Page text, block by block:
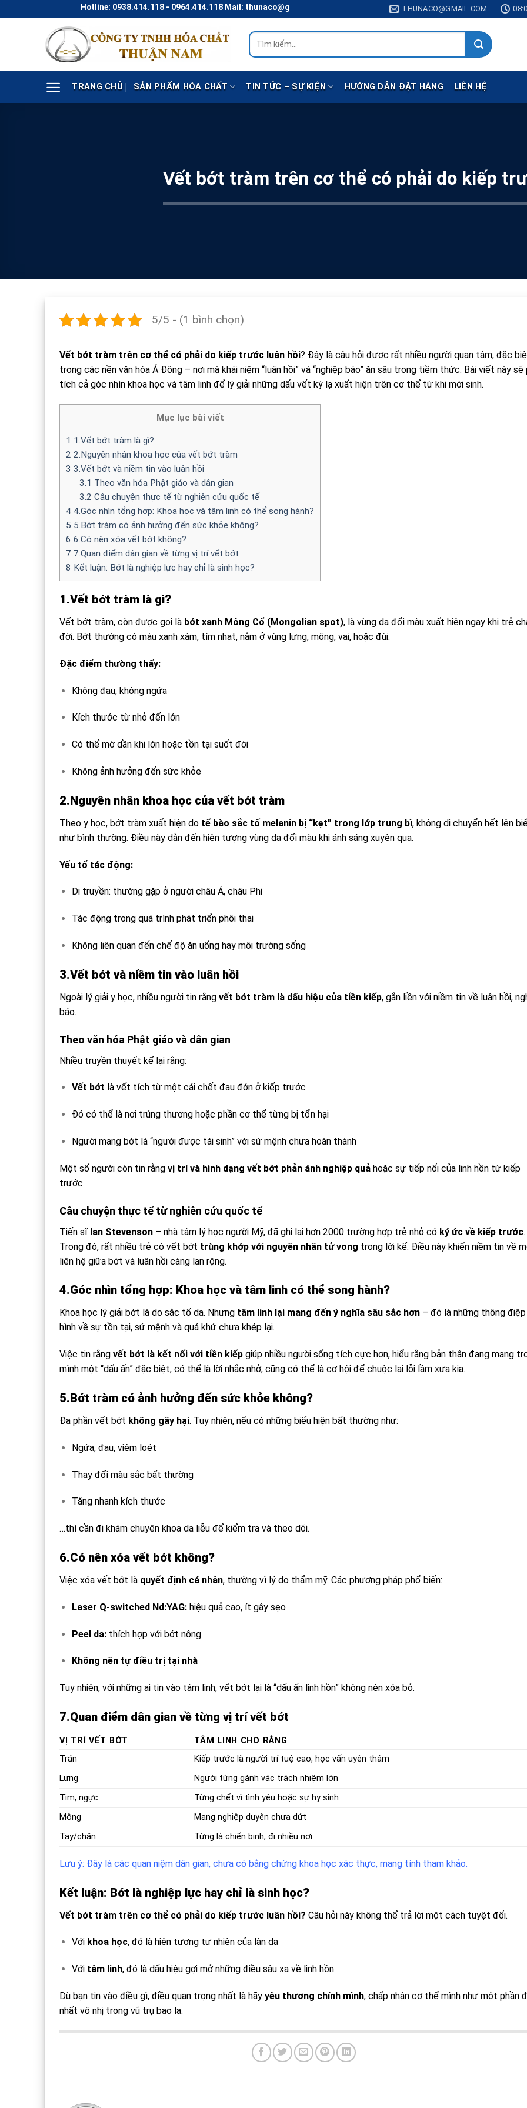
to
Hotline: 0938.414.118 - 0964.414.118 Mail: thunaco@gmail.com THUNACO@GMAIL.COM
Tìm
kiếm:
TRANG CHỦ SẢN PHẨM HÓA CHẤT TIN TỨC – SỰ KIỆN HƯỚNG DẪN ĐẶT HÀNG LIÊN HỆ
Vết bớt tràm trên cơ thể có phải do kiếp
5/5 - (1 bình chọn)
Vết bớt tràm trên cơ thể có phải do kiếp trước luân hồi? Đây là câu hỏi được rất nhiều người quan tâm, đặc
trong các nền văn hóa Á Đông – nơi mà khái niệm “luân hồi” và “nghiệp báo” ăn sâu trong tiềm thức. Bài viết này sẽ
tích cả góc nhìn khoa học và tâm linh để lý giải những dấu vết kỳ lạ xuất hiện trên cơ thể từ khi mới sinh.
Mục lục bài viết
1 1.Vết bớt tràm là gì?
2 2.Nguyên nhân khoa học của vết bớt tràm
3 3.Vết bớt và niềm tin vào luân hồi
3.1 Theo văn hóa Phật giáo và dân gian
3.2 Câu chuyện thực tế từ nghiên cứu quốc tế
4 4.Góc nhìn tổng hợp: Khoa học và tâm linh có thể song hành?
5 5.Bớt tràm có ảnh hưởng đến sức khỏe không?
6 6.Có nên xóa vết bớt không?
7 7.Quan điểm dân gian về từng vị trí vết bớt
8 Kết luận: Bớt là nghiệp lực hay chỉ là sinh học?
1.Vết bớt tràm là gì?
Vết bớt tràm, còn được gọi là bớt xanh Mông Cổ (Mongolian spot), là vùng da đổi màu xuất hiện ngay khi trẻ
đời. Bớt thường có màu xanh xám, tím nhạt, nằm ở vùng lưng, mông, vai, hoặc đùi.
Đặc điểm thường thấy:
Không đau, không ngứa
Kích thước từ nhỏ đến lớn
Có thể mờ dần khi lớn hoặc tồn tại suốt đời
Không ảnh hưởng đến sức khỏe
2.Nguyên nhân khoa học của vết bớt tràm
Theo y học, bớt tràm xuất hiện do tế bào sắc tố melanin bị “kẹt” trong lớp trung bì, không di chuyển hết lên
như bình thường. Điều này dẫn đến hiện tượng vùng da đổi màu khi ánh sáng xuyên qua.
Yếu tố tác động:
Di truyền: thường gặp ở người châu Á, châu Phi
Tác động trong quá trình phát triển phôi thai
Không liên quan đến chế độ ăn uống hay môi trường sống
3.Vết bớt và niềm tin vào luân hồi
Ngoài lý giải y học, nhiều người tin rằng vết bớt tràm là dấu hiệu của tiền kiếp, gắn liền với niềm tin về luân hồi,
báo.
Theo văn hóa Phật giáo và dân gian
Nhiều truyền thuyết kể lại rằng:
Vết bớt là vết tích từ một cái chết đau đớn ở kiếp trước
Đó có thể là nơi trúng thương hoặc phần cơ thể từng bị tổn hại
Người mang bớt là “người được tái sinh” với sứ mệnh chưa hoàn thành
Một số người còn tin rằng vị trí và hình dạng vết bớt phản ánh nghiệp quả hoặc sự tiếp nối của linh hồn từ kiếp
trước.
Câu chuyện thực tế từ nghiên cứu quốc tế
Tiến sĩ Ian Stevenson – nhà tâm lý học người Mỹ, đã ghi lại hơn 2000 trường hợp trẻ nhỏ có ký ức về kiếp trước.
Trong đó, rất nhiều trẻ có vết bớt trùng khớp với nguyên nhân tử vong trong lời kể. Điều này khiến niềm tin về
liên hệ giữa bớt và luân hồi càng lan rộng.
4.Góc nhìn tổng hợp: Khoa học và tâm linh có thể song hành?
Khoa học lý giải bớt là do sắc tố da. Nhưng tâm linh lại mang đến ý nghĩa sâu sắc hơn – đó là những thông
hình về sự tồn tại, sứ mệnh và quá khứ chưa khép lại.
Việc tin rằng vết bớt là kết nối với tiền kiếp giúp nhiều người sống tích cực hơn, hiểu rằng bản thân đang mang
mình một “dấu ấn” đặc biệt, có thể là lời nhắc nhở, cũng có thể là cơ hội để chuộc lại lỗi lầm xưa kia.
5.Bớt tràm có ảnh hưởng đến sức khỏe không?
Đa phần vết bớt không gây hại. Tuy nhiên, nếu có những biểu hiện bất thường như:
Ngứa, đau, viêm loét
Thay đổi màu sắc bất thường
Tăng nhanh kích thước
…thì cần đi khám chuyên khoa da liễu để kiểm tra và theo dõi.
6.Có nên xóa vết bớt không?
Việc xóa vết bớt là quyết định cá nhân, thường vì lý do thẩm mỹ. Các phương pháp phổ biến:
Laser Q-switched Nd:YAG:hiệu quả cao, ít gây sẹo
Peel da:thích hợp với bớt nông
Không nên tự điều trị tại nhà
Tuy nhiên, với những ai tin vào tâm linh, vết bớt lại là “dấu ấn linh hồn” không nên xóa bỏ.
7.Quan điểm dân gian về từng vị trí vết bớt
VỊ TRÍ VẾT BỚT
TÂM LINH CHO RẰNG
Trán
Kiếp trước là người trí tuệ cao, học vấn uyên thâm
Lưng
Người từng gánh vác trách nhiệm lớn
Tim, ngực
Từng chết vì tình yêu hoặc sự hy sinh
Mông
Mang nghiệp duyên chưa dứt
Tay/chân
Từng là chiến binh, đi nhiều nơi
Lưu ý: Đây là các quan niệm dân gian, chưa có bằng chứng khoa học xác thực, mang tính tham khảo.
Kết luận: Bớt là nghiệp lực hay chỉ là sinh học?
Vết bớt tràm trên cơ thể có phải do kiếp trước luân hồi? Câu hỏi này không thể trả lời một cách tuyệt đối.
Với khoa học, đó là hiện tượng tự nhiên của làn da
Với tâm linh, đó là dấu hiệu gợi mở những điều sâu xa về linh hồn
Dù bạn tin vào điều gì, điều quan trọng nhất là hãy yêu thương chính mình, chấp nhận cơ thể mình như một phần
nhất vô nhị trong vũ trụ bao la.